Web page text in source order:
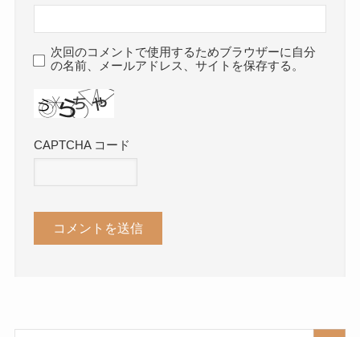
次回のコメントで使用するためブラウザーに自分
の名前、メールアドレス、サイトを保存する。
CAPTCHA コード